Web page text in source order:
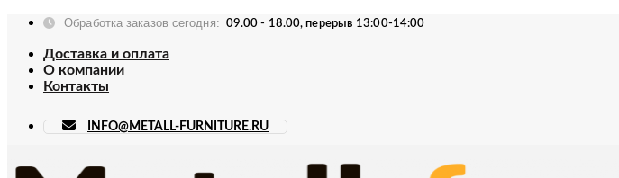
Skip
content
Обработка заказов сегодня: 09.00 - 18.00, перерыв 13:00-14:00
Доставка и оплата
О компании
Контакты
INFO@METALL-FURNITURE.RU